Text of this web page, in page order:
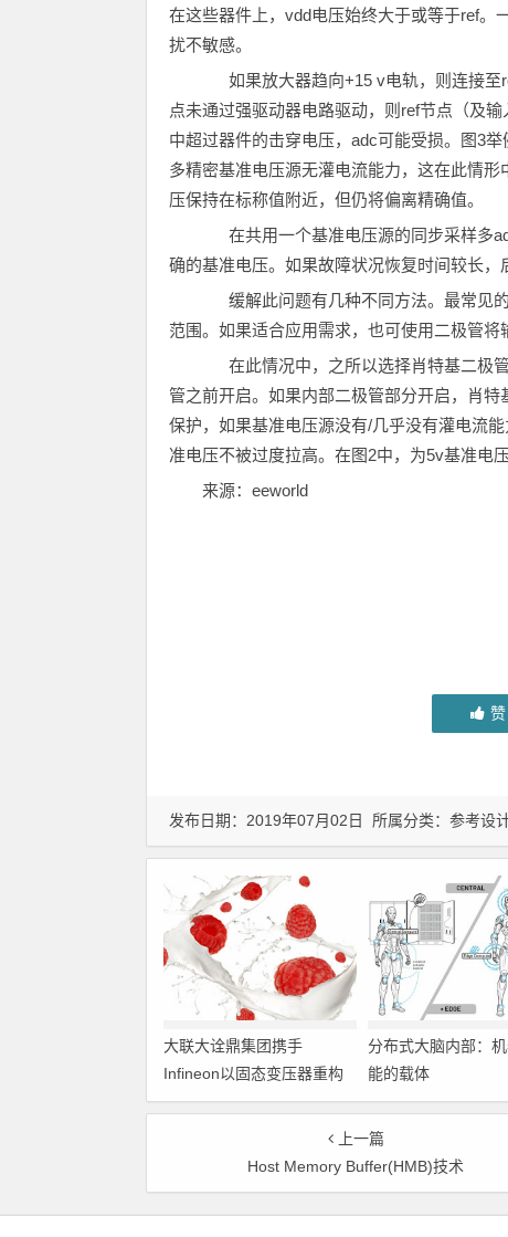
在这些器件上，vdd电压始终大于或等于ref。
扰不敏感。
如果放大器趋向+15 v电轨，则连接至
点未通过强驱动器电路驱动，则ref节点（及
中超过器件的击穿电压，adc可能受损。图3
多精密基准电压源无灌电流能力，这在此情
压保持在标称值附近，但仍将偏离精确值。
在共用一个基准电压源的同步采样多
确的基准电压。如果故障状况恢复时间较长，
缓解此问题有几种不同方法。最常见
范围。如果适合应用需求，也可使用二极管将
在此情况中，之所以选择肖特基二极
管之前开启。如果内部二极管部分开启，肖
保护，如果基准电压源没有/几乎没有灌电流
准电压不被过度拉高。在图2中，为5v基准电
来源：eeworld
发布日期：2019年07月02日 所属分类： 参考设
大联大诠鼎集团携手
Infineon以固态变压器重构
配电效率新标杆
分布式大脑内部：
能的载体
上一篇
Host Memory Buffer(HMB)技术